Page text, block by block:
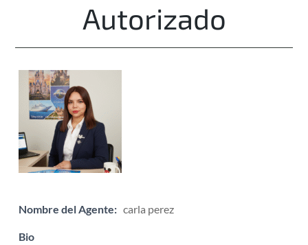
Autorizado
Nombre del Agente: carla perez
Bio